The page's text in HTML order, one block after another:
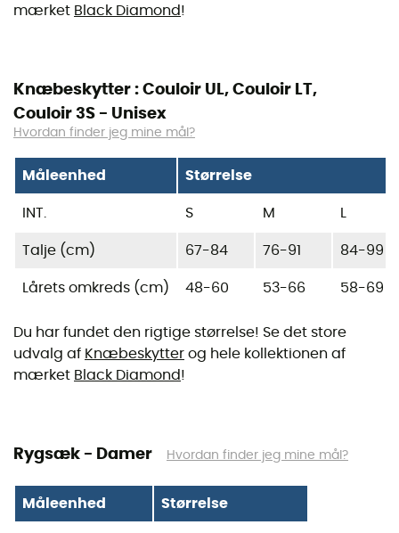
mærket Black Diamond!
Knæbeskytter : Couloir UL, Couloir LT,
Couloir 3S - Unisex
Hvordan finder jeg mine mål?
Måleenhed Størrelse
INT. S M
Talje (cm) 67-84 76-91 84-99
Lårets omkreds (cm) 48-60 53-66 58-69
Du har fundet den rigtige størrelse! Se det store
udvalg af Knæbeskytter og hele kollektionen af
mærket Black Diamond!
Rygsæk - Damer Hvordan finder jeg mine mål?
Måleenhed Størrelse